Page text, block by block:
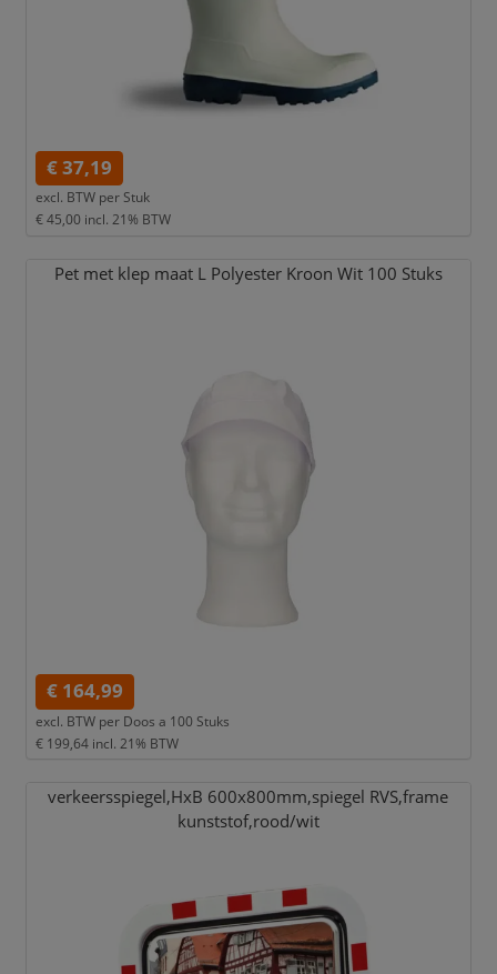
€ 37,19
excl. BTW per Stuk
€ 45,00 incl. 21% BTW
Pet met klep maat L Polyester Kroon Wit 100 Stuks
€ 164,99
excl. BTW per Doos a 100 Stuks
€ 199,64 incl. 21% BTW
verkeersspiegel,HxB 600x800mm,spiegel RVS,frame
kunststof,rood/wit